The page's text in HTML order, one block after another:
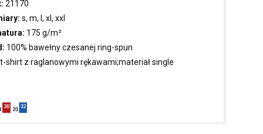
21170
s, m, l, xl, xxl
175 g/m²
100% bawełny czesanej ring-spun
t-shirt z raglanowymi rękawami;materiał single